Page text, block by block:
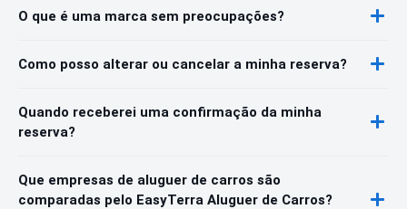
O que é uma marca sem preocupações?
Como posso alterar ou cancelar a minha reserva?
Quando receberei uma confirmação da minha
reserva?
Que empresas de aluguer de carros são
comparadas pelo EasyTerra Aluguer de Carros?